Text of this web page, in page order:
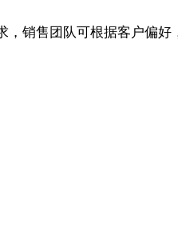
销售团队可根据客户偏好